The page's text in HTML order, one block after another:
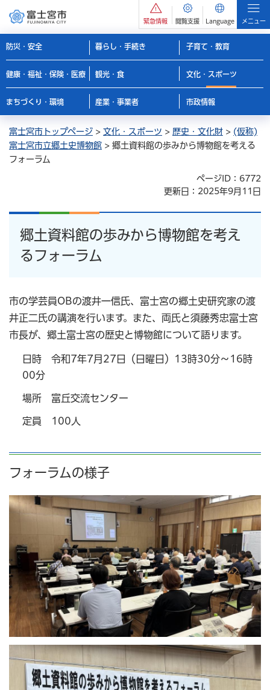
緊急情報 閲覧支援 Language メニュー
防災・安全 暮らし・手続き 子育て・教育
健康・福祉・保険・医療 観光・食 文化・スポーツ
まちづくり・環境 産業・事業者 市政情報
富士宮市トップページ > 文化・スポーツ > 歴史・文化財 > (仮称)
富士宮市立郷土史博物館 > 郷土資料館の歩みから博物館を考える
フォーラム
ページID：6772
更新日：2025年9月11日
郷土資料館の歩みから博物館を考え
るフォーラム
市の学芸員OBの渡井一信氏、富士宮の郷土史研究家の渡
井正二氏の講演を行います。また、両氏と須藤秀忠富士宮
市長が、郷土富士宮の歴史と博物館について語ります。
日時 令和7年7月27日（日曜日）13時30分～16時
00分
場所 富丘交流センター
定員 100人
フォーラムの様子